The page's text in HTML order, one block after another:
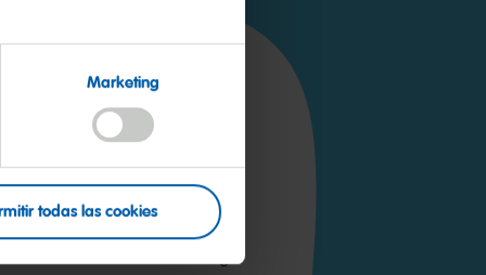
Marketing
todas las cookies
por 100 g
<0,1g